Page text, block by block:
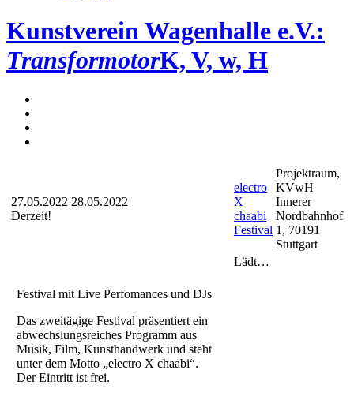
Kunstverein Wagenhalle e.V.:
TransformotorK, V, w, H
27.05.2022 28.05.2022
Derzeit!
electro
X
chaabi
Festival
Projektraum,
KVwH
Innerer
Nordbahnhof
1, 70191
Stuttgart
Lädt…
Festival mit Live Perfomances und DJs
Das zweitägige Festival präsentiert ein
abwechslungsreiches Programm aus
Musik, Film, Kunsthandwerk und steht
unter dem Motto „electro X chaabi“.
Der Eintritt ist frei.